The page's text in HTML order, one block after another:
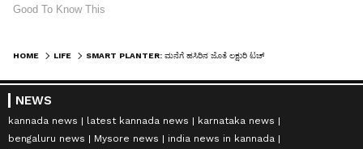
HOME LIFE
NEWS
kannada news latest kannada news
karnataka news
bengaluru news
Mysore news
india news in kannada